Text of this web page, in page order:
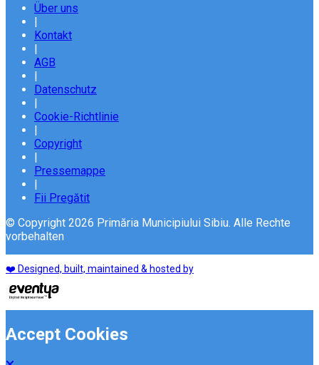
Über uns
|
Kontakt
|
AGB
|
Datenschutz
|
Cookie-Richtlinie
|
Copyright
|
Pressemappe
|
Fii Pregătit
© Copyright 2026 Primăria Municipiului Sibiu. Alle Rechte
vorbehalten
❤️ Designed, built, maintained & hosted by
Accept Cookies